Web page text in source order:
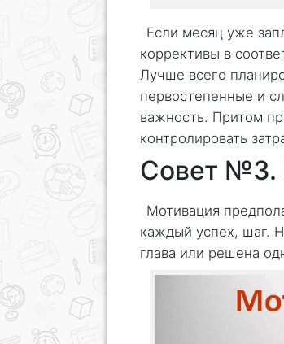
Если месяц уже
коррективы в
Лучше всего
первостепенные и
важность. Притом
контролировать
Совет №3.
Мотивация
каждый успех, шаг.
глава или решена